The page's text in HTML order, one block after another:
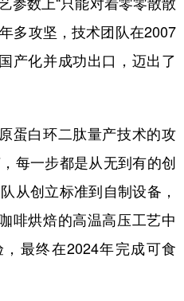
参数上“只能对着零零散散
多攻坚，技术团队在2007
产化并成功出口，迈出了
白环二肽量产技术的攻
每一步都是从无到有的创
从创立标准到自制设备，
啡烘焙的高温高压工艺中
最终在2024年完成可食